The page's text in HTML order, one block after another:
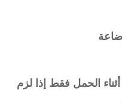
الحمل فقط إذا لزم